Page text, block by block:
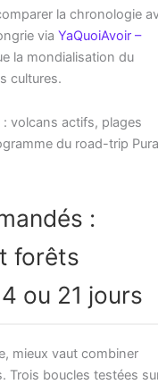
la chronologie
via YaQuoiAvoir –
la mondialisation du
cultures.
volcans actifs, plages
du road-trip Pura
:
forêts
ou 21 jours
mieux vaut combiner
Trois boucles testées